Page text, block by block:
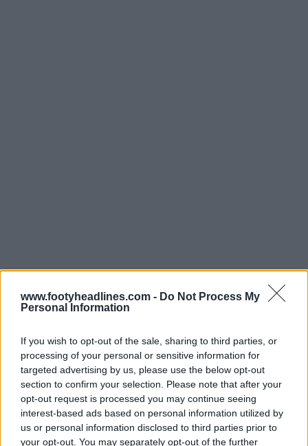
www.footyheadlines.com - Do Not Process My
Personal Information
If you wish to opt-out of the sale, sharing to third parties, or
processing of your personal or sensitive information for
targeted advertising by us, please use the below opt-out
section to confirm your selection. Please note that after your
opt-out request is processed you may continue seeing
interest-based ads based on personal information utilized by
us or personal information disclosed to third parties prior to
your opt-out. You may separately opt-out of the further
10 de Jun de 2024